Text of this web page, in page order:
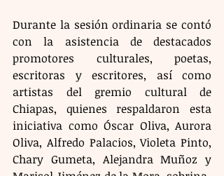
Durante la sesión ordinaria se contó
con la asistencia de destacados
promotores culturales, poetas,
escritoras y escritores, así como
artistas del gremio cultural de
Chiapas, quienes respaldaron esta
iniciativa como Óscar Oliva, Aurora
Oliva, Alfredo Palacios, Violeta Pinto,
Chary Gumeta, Alejandra Muñoz y